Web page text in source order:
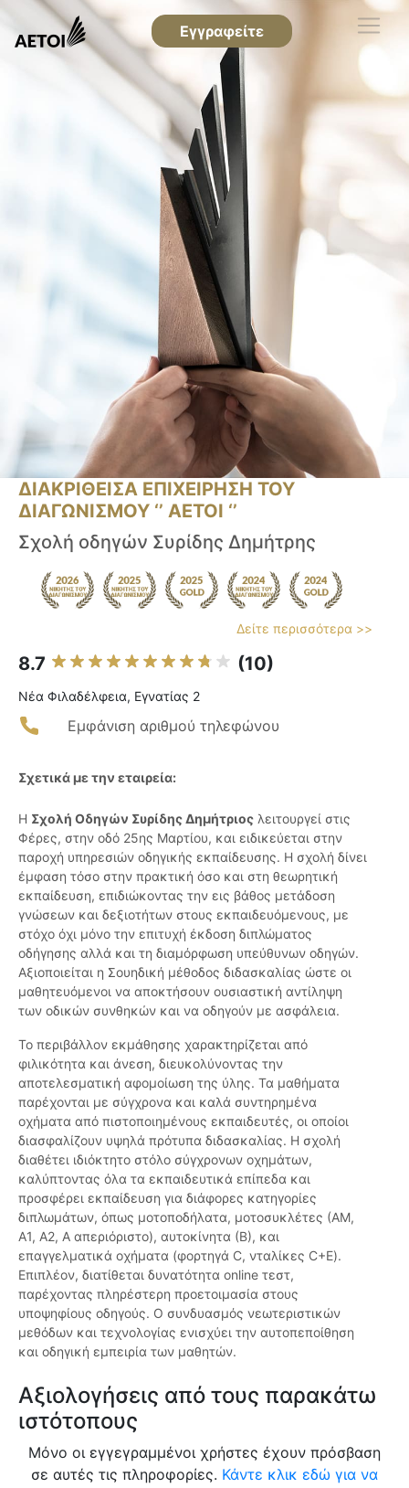
Εγγραφείτε
ΔΙΑΚΡΙΘΕΙΣΑ ΕΠΙΧΕΙΡΗΣΗ ΤΟΥ
ΔΙΑΓΩΝΙΣΜΟΥ ‘’ ΑΕΤΟΙ ‘’
Σχολή οδηγών Συρίδης Δημήτρης
Δείτε περισσότερα >>
8.7 (10)
Νέα Φιλαδέλφεια, Εγνατίας 2
Εμφάνιση αριθμού τηλεφώνου
Σχετικά με την εταιρεία:
Η Σχολή Οδηγών Συρίδης Δημήτριος λειτουργεί στις
Φέρες, στην οδό 25ης Μαρτίου, και ειδικεύεται στην
παροχή υπηρεσιών οδηγικής εκπαίδευσης. Η σχολή δίνει
έμφαση τόσο στην πρακτική όσο και στη θεωρητική
εκπαίδευση, επιδιώκοντας την εις βάθος μετάδοση
γνώσεων και δεξιοτήτων στους εκπαιδευόμενους, με
στόχο όχι μόνο την επιτυχή έκδοση διπλώματος
οδήγησης αλλά και τη διαμόρφωση υπεύθυνων οδηγών.
Αξιοποιείται η Σουηδική μέθοδος διδασκαλίας ώστε οι
μαθητευόμενοι να αποκτήσουν ουσιαστική αντίληψη
των οδικών συνθηκών και να οδηγούν με ασφάλεια.
Το περιβάλλον εκμάθησης χαρακτηρίζεται από
φιλικότητα και άνεση, διευκολύνοντας την
αποτελεσματική αφομοίωση της ύλης. Τα μαθήματα
παρέχονται με σύγχρονα και καλά συντηρημένα
οχήματα από πιστοποιημένους εκπαιδευτές, οι οποίοι
διασφαλίζουν υψηλά πρότυπα διδασκαλίας. Η σχολή
διαθέτει ιδιόκτητο στόλο σύγχρονων οχημάτων,
καλύπτοντας όλα τα εκπαιδευτικά επίπεδα και
προσφέρει εκπαίδευση για διάφορες κατηγορίες
διπλωμάτων, όπως μοτοποδήλατα, μοτοσυκλέτες (ΑΜ,
Α1, Α2, Α απεριόριστο), αυτοκίνητα (Β), και
επαγγελματικά οχήματα (φορτηγά C, νταλίκες C+E).
Επιπλέον, διατίθεται δυνατότητα online τεστ,
παρέχοντας πληρέστερη προετοιμασία στους
υποψηφίους οδηγούς. Ο συνδυασμός νεωτεριστικών
μεθόδων και τεχνολογίας ενισχύει την αυτοπεποίθηση
και οδηγική εμπειρία των μαθητών.
Αξιολογήσεις από τους παρακάτω
ιστότοπους
Μόνο οι εγγεγραμμένοι χρήστες έχουν πρόσβαση
σε αυτές τις πληροφορίες. Κάντε κλικ εδώ για να